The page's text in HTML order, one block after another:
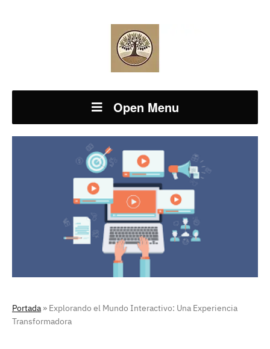
Open Menu
Portada » Explorando el Mundo Interactivo: Una Experiencia
Transformadora